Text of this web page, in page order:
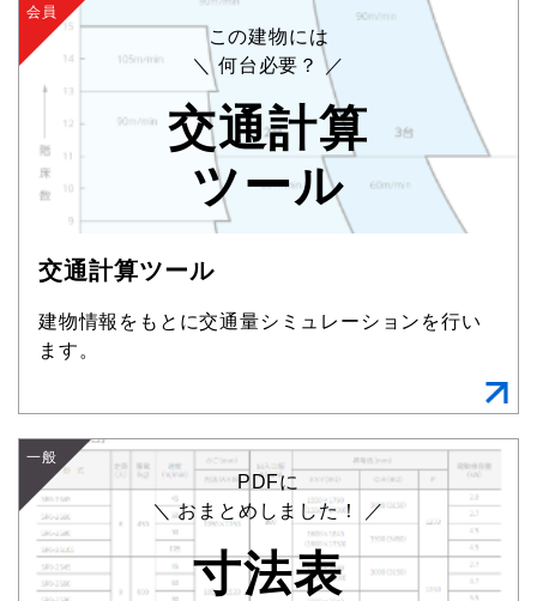
この建物には
＼ 何台必要？ ／
交通計算
ツール
会員
交通計算ツール
建物情報をもとに交通量シミュレーションを行い
ます。
PDFに
＼ おまとめしました！ ／
寸法表
一般